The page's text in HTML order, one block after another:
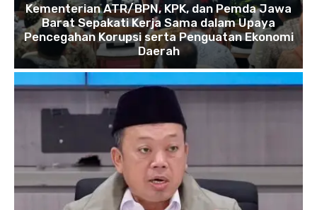
Kementerian ATR/BPN, KPK, dan Pemda Jawa
Barat Sepakati Kerja Sama dalam Upaya
Pencegahan Korupsi serta Penguatan Ekonomi
Daerah